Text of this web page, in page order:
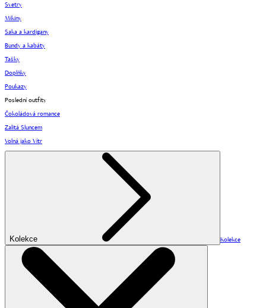
Svetry
Mikiny
Saka a kardigany
Bundy a kabáty
Tašky
Doplňky
Poukazy
Poslední outfity
Čokoládová romance
Zalitá Sluncem
Volná jako Vítr
Kolekce Kolekce